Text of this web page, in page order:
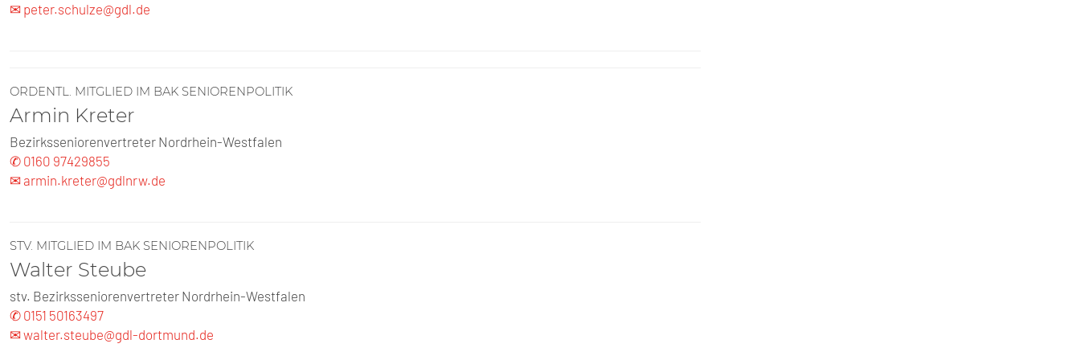
✉ peter.schulze@gdl.de
ORDENTL. MITGLIED IM BAK SENIORENPOLITIK
Armin Kreter
Bezirksseniorenvertreter Nordrhein-Westfalen
✆ 0160 97429855
✉ armin.kreter@gdlnrw.de
STV. MITGLIED IM BAK SENIORENPOLITIK
Walter Steube
stv. Bezirksseniorenvertreter Nordrhein-Westfalen
✆ 0151 50163497
✉ walter.steube@gdl-dortmund.de